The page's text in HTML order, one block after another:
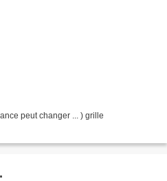
peut changer ... ) grille